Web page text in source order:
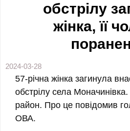
обстрілу
жінка, її
2024-03-28
57-річна жінка загинула
обстрілу села
район. Про це повідомив
ОВА.